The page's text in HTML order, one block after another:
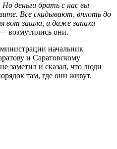
деньги брать с нас вы
Все скидывают, вплоть до
вот зашла, и даже запаха
возмутились они.
начальник
и Саратовскому
не заметил и сказал, что люди
там, где они живут.